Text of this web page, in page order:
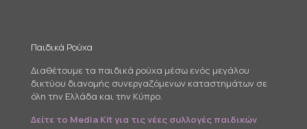
Παιδικά Ρούχα
Διαθέτουμε τα παιδικά ρούχα μέσω ενός μεγάλου
δικτύου διανομής συνεργαζόμενων καταστημάτων σε
όλη την Ελλάδα και την Κύπρο.
Δείτε το Media Kit για τις νέες συλλογές παιδικών